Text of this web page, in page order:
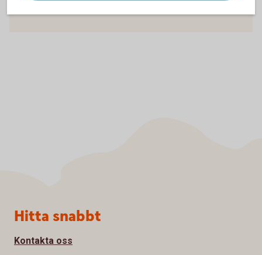
Sidfot
Hitta snabbt
Kontakta oss